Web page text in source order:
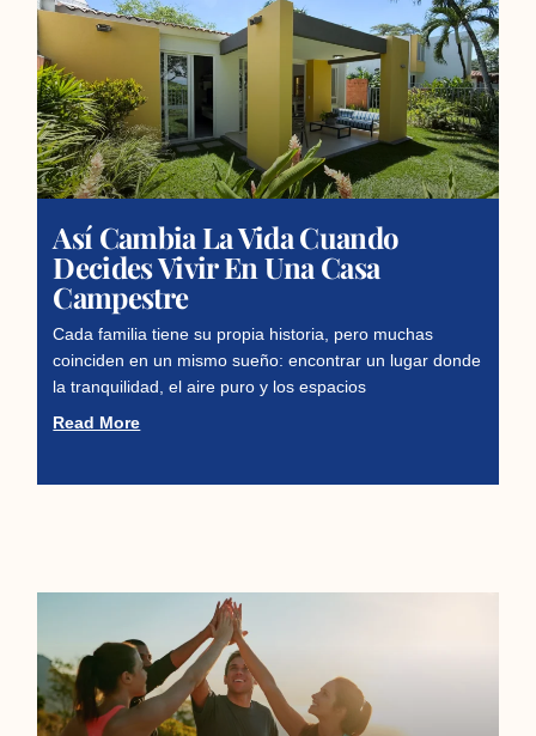
Así Cambia La Vida Cuando
Decides Vivir En Una Casa
Campestre
Cada familia tiene su propia historia, pero muchas
coinciden en un mismo sueño: encontrar un lugar donde
la tranquilidad, el aire puro y los espacios
Read More